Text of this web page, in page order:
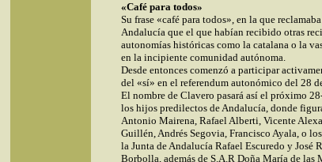
«Café para todos»
Su frase «café para todos», en la que
Andalucía que el que habían recibido otras
autonomías históricas como la catalana o la
en la incipiente comunidad autónoma.
Desde entonces comenzó a participar
del «sí» en el referendum autonómico del 28
El nombre de Clavero pasará así el próximo
los hijos predilectos de Andalucía, donde
Antonio Mairena, Rafael Alberti, Vicente
Guillén, Andrés Segovia, Francisco Ayala, o
la Junta de Andalucía Rafael Escuredo y José
Borbolla, además de S.A.R Doña María de las